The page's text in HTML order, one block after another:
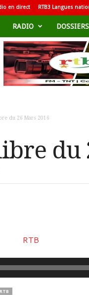
en direct RTB3 Langues
RADIO DOSSIERS
du 26 Mars 2016
du
RTB